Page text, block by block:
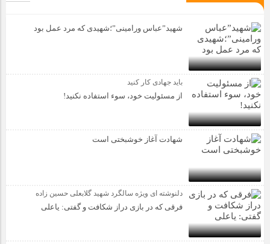
شهید”عباس ورامینی”؛شهیدی که مرد عمل بود
باید جهادی کار کنید
از مسئولیت خود، سوء استفاده نکنید!
شهادت آغاز خوشبختی است
دلنوشته ای ویژه سالگرد شهید گلابعلی حسین زاده
فرقی که در بازی دراز شکافت و گفتی: یاعلی